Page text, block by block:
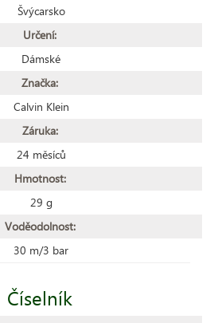
Švýcarsko
Určení:
Dámské
Značka:
Calvin Klein
Záruka:
24 měsíců
Hmotnost:
29 g
Voděodolnost:
30 m/3 bar
Číselník